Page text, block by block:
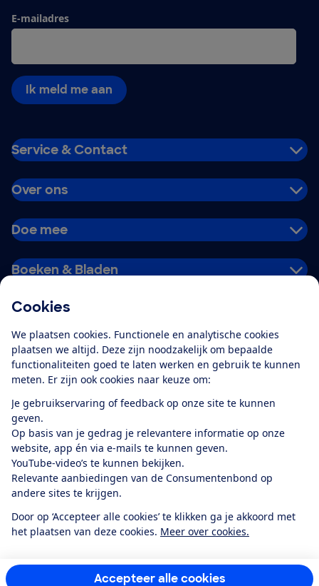
Cookies
We plaatsen cookies. Functionele en analytische cookies
plaatsen we altijd. Deze zijn noodzakelijk om bepaalde
functionaliteiten goed te laten werken en gebruik te kunnen
meten. Er zijn ook cookies naar keuze om:
Je gebruikservaring of feedback op onze site te kunnen
geven.
Op basis van je gedrag je relevantere informatie op onze
website, app én via e-mails te kunnen geven.
YouTube-video’s te kunnen bekijken.
Relevante aanbiedingen van de Consumentenbond op
andere sites te krijgen.
Door op ‘Accepteer alle cookies’ te klikken ga je akkoord met
het plaatsen van deze cookies. Meer over cookies.
Accepteer alle cookies
E-mailadres
Ik meld me aan
Service & Contact
Over ons
Doe mee
Boeken & Bladen
Alles over de
app
Algemene Voorwaarden
Privacyverklaring
Cookiebeleid
Privacyvoorkeuren
Toegankelijkheid
RSS-feed nieuws
Facebook
TwitterInstagram
YoutubeLinkedIn
12.901consumentenbeoordelen de Consumentenbondmet gemiddeld